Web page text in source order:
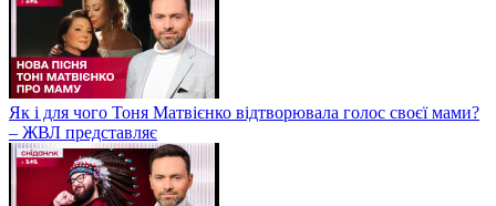
Як і для чого Тоня Матвієнко відтворювала голос своєї мами?
– ЖВЛ представляє